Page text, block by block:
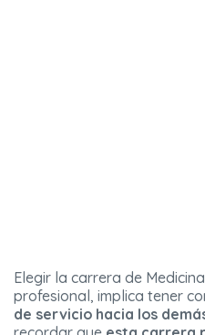
Elegir la carrera de
profesional, implica tener
de servicio hacia los